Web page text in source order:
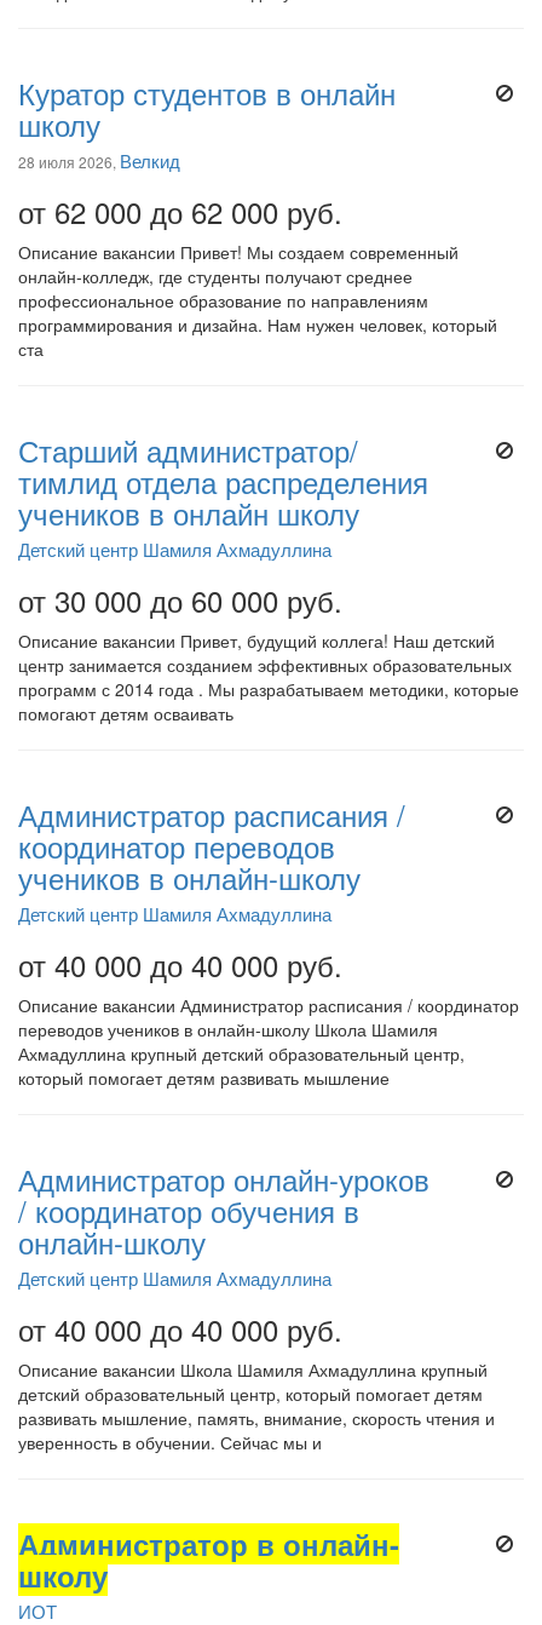
Куратор студентов в онлайн
школу
28 июля 2026, Велкид
от 62 000 до 62 000 руб.
Описание вакансии Привет! Мы создаем современный
онлайн-колледж, где студенты получают среднее
профессиональное образование по направлениям
программирования и дизайна. Нам нужен человек, который
ста
Старший администратор/
тимлид отдела распределения
учеников в онлайн школу
Детский центр Шамиля Ахмадуллина
от 30 000 до 60 000 руб.
Описание вакансии Привет, будущий коллега! Наш детский
центр занимается созданием эффективных образовательных
программ с 2014 года . Мы разрабатываем методики, которые
помогают детям осваивать
Администратор расписания /
координатор переводов
учеников в онлайн-школу
Детский центр Шамиля Ахмадуллина
от 40 000 до 40 000 руб.
Описание вакансии Администратор расписания / координатор
переводов учеников в онлайн-школу Школа Шамиля
Ахмадуллина крупный детский образовательный центр,
который помогает детям развивать мышление
Администратор онлайн-уроков
/ координатор обучения в
онлайн-школу
Детский центр Шамиля Ахмадуллина
от 40 000 до 40 000 руб.
Описание вакансии Школа Шамиля Ахмадуллина крупный
детский образовательный центр, который помогает детям
развивать мышление, память, внимание, скорость чтения и
уверенность в обучении. Сейчас мы и
Администратор в онлайн-
школу
ИОТ